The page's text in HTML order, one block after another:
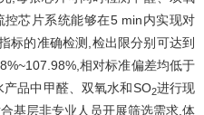
芯片系统能够在5 min内实现对
标的准确检测,检出限分别可达到
相对标准偏差均低于
品中甲醛、双氧水和SO2进行现
基层非专业人员开展筛选需求,体